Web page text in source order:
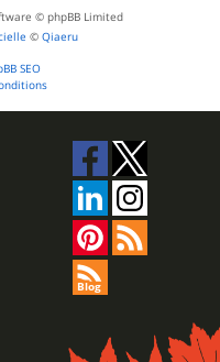
© phpBB Limited
© Qiaeru
SEO